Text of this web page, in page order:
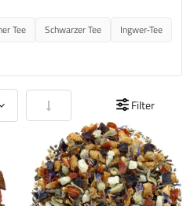
Tee Schwarzer Tee
Ingwer-Tee
In aufsteigender Reihenfolge
Filter